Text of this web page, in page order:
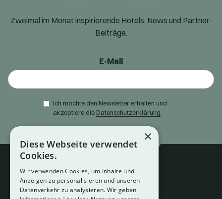
Zweimal im Monat inspirierende Hotels, News und Partner-
Beiträge.
E-Mail
Ich möchte den Newsletter erhalten und
akzeptiere die Datenschutzerklärung
×
Diese Webseite verwendet
Cookies.
Wir verwenden Cookies, um Inhalte und
Anzeigen zu personalisieren und unseren
Datenverkehr zu analysieren. Wir geben